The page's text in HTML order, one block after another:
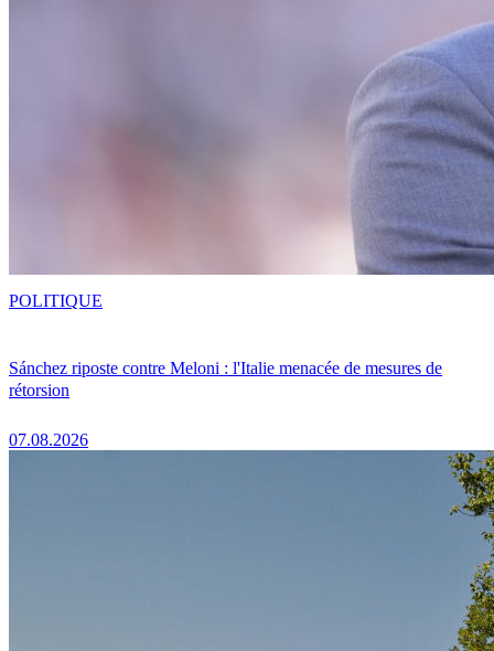
Sánchez riposte contre Meloni : l'Italie menacée de mesures de
rétorsion
07.08.2026
POLITIQUE